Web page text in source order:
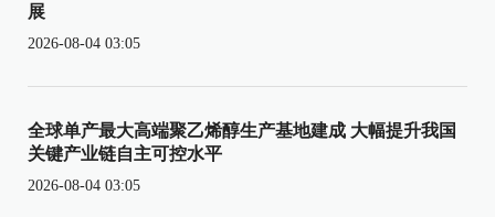
展
2026-08-04 03:05
全球单产最大高端聚乙烯醇生产基地建成 大幅提升我国
关键产业链自主可控水平
2026-08-04 03:05